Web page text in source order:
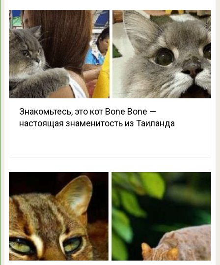
Знакомьтесь, это кот Bone Bone —
настоящая знаменитость из Таиланда